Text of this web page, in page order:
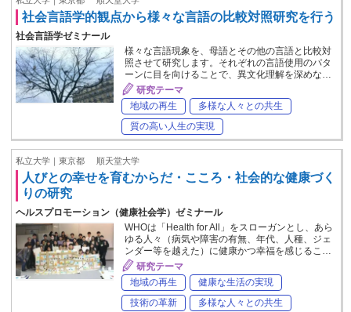
社会言語学的観点から様々な言語の比較対照研究を行う
社会言語学ゼミナール
様々な言語現象を、母語とその他の言語と比較対
照させて研究します。それぞれの言語使用のパタ
ーンに目を向けることで、異文化理解を深めな…
研究テーマ
地域の再生
多様な人々との共生
質の高い人生の実現
私立大学｜東京都 順天堂大学
人びとの幸せを育むからだ・こころ・社会的な健康づく
りの研究
ヘルスプロモーション（健康社会学）ゼミナール
WHOは「Health for All」をスローガンとし、あら
ゆる人々（病気や障害の有無、年代、人種、ジェ
ンダー等を越えた）に健康かつ幸福を感じるこ…
研究テーマ
地域の再生
健康な生活の実現
技術の革新
多様な人々との共生